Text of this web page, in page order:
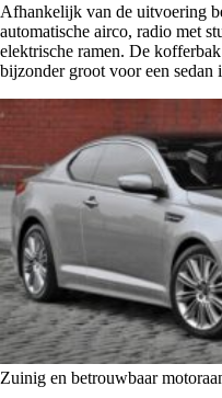
Afhankelijk van de uitvoering
automatische airco, radio met
elektrische ramen. De
bijzonder groot voor een sedan
Zuinig en betrouwbaar